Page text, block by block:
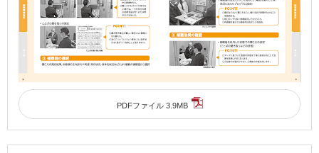
PDFファイル 3.9MB